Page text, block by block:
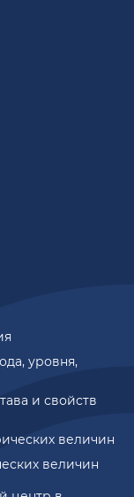
уровня,
и свойств
величин
величин